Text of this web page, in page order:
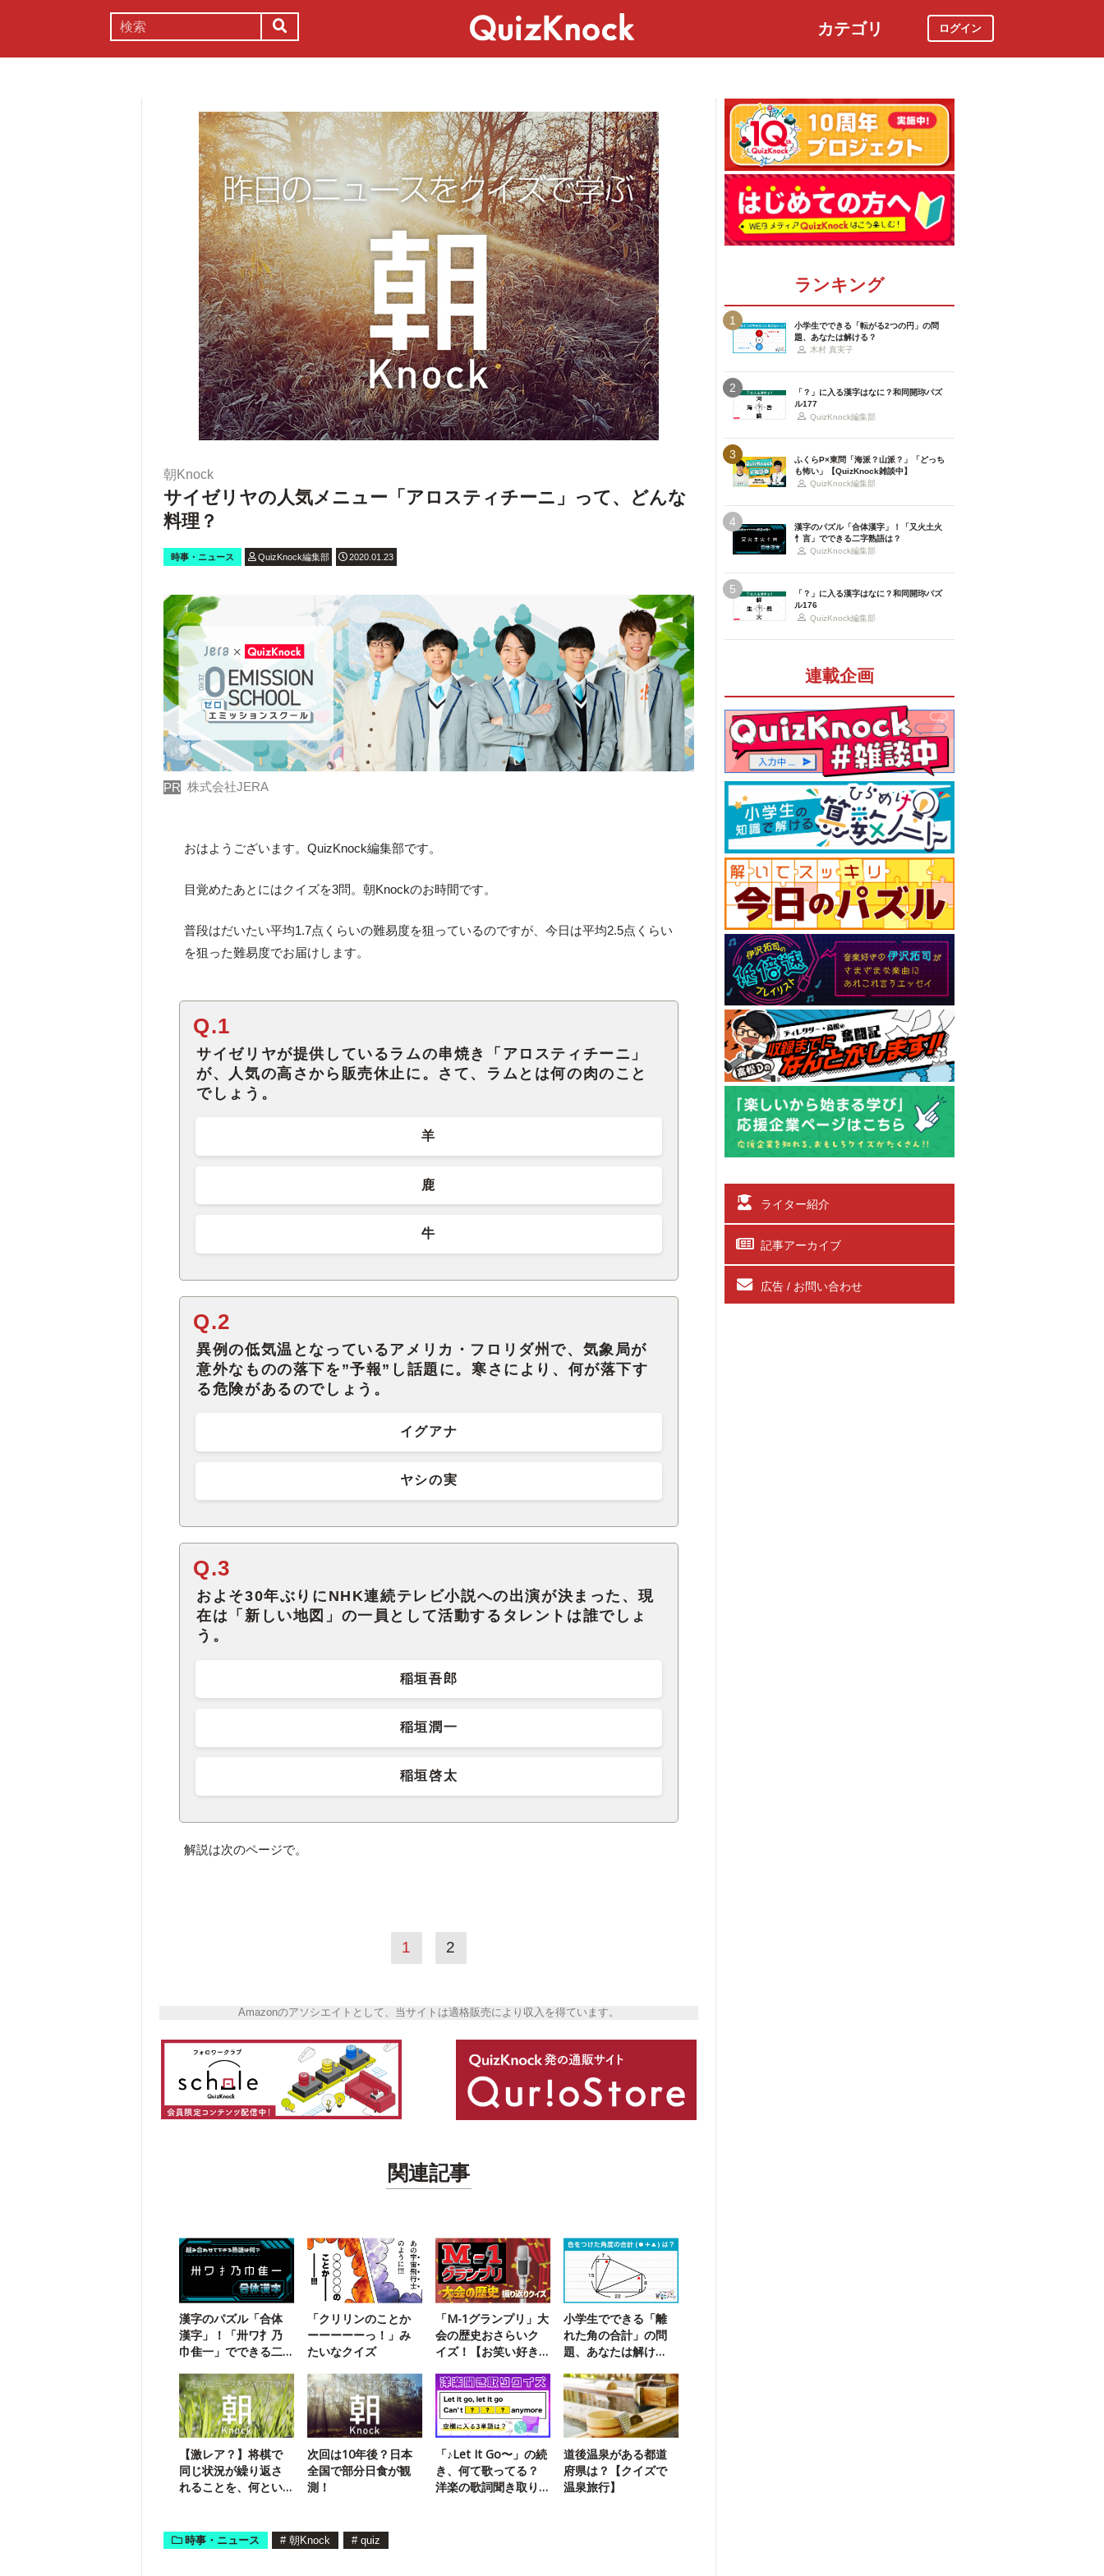
カテゴリ ログイン
朝Knock
サイゼリヤの人気メニュー「アロスティチーニ」って、どんな
料理？
時事・ニュース QuizKnock編集部 2020.01.23
PR 株式会社JERA
おはようございます。QuizKnock編集部です。
目覚めたあとにはクイズを3問。朝Knockのお時間です。
普段はだいたい平均1.7点くらいの難易度を狙っているのですが、今日は平均2.5点くらい
を狙った難易度でお届けします。
Q.1
サイゼリヤが提供しているラムの串焼き「アロスティチーニ」
が、人気の高さから販売休止に。さて、ラムとは何の肉のこと
でしょう。
羊
鹿
牛
Q.2
異例の低気温となっているアメリカ・フロリダ州で、気象局が
意外なものの落下を”予報”し話題に。寒さにより、何が落下す
る危険があるのでしょう。
イグアナ
ヤシの実
Q.3
およそ30年ぶりにNHK連続テレビ小説への出演が決まった、現
在は「新しい地図」の一員として活動するタレントは誰でしょ
う。
稲垣吾郎
稲垣潤一
稲垣啓太
解説は次のページで。
1 2
Amazonのアソシエイトとして、当サイトは適格販売により収入を得ています。
関連記事
漢字のパズル「合体
漢字」！「卅ワ扌乃
巾隹一」でできる二
「クリリンのことか
ーーーーーっ！」み
たいなクイズ
「M-1グランプリ」大
会の歴史おさらいク
イズ！【お笑い好き
小学生でできる「離
れた角の合計」の問
題、あなたは解け
【激レア？】将棋で
同じ状況が繰り返さ
れることを、何とい
次回は10年後？日本
全国で部分日食が観
測！
「♪Let It Go〜」の続
き、何て歌ってる？
洋楽の歌詞聞き取り
道後温泉がある都道
府県は？【クイズで
温泉旅行】
時事・ニュース # 朝Knock # quiz
ランキング
1
小学生でできる「転がる2つの円」の問
題、あなたは解ける？
木村 真実子
2
「？」に入る漢字はなに？和同開珎パズ
ル177
QuizKnock編集部
3
ふくらP×東問「海派？山派？」「どっち
も怖い」【QuizKnock雑談中】
QuizKnock編集部
4
漢字のパズル「合体漢字」！「又火土火
忄言」でできる二字熟語は？
QuizKnock編集部
5
「？」に入る漢字はなに？和同開珎パズ
ル176
QuizKnock編集部
連載企画
ライター紹介
記事アーカイブ
広告 / お問い合わせ